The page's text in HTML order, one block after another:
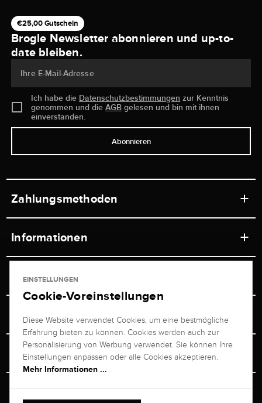
€25,00 Gutschein
Brogle Newsletter abonnieren und up-to-
date bleiben.
Ihre E-Mail-Adresse
Ich habe die Datenschutzbestimmungen zur Kenntnis
genommen und dieAGB gelesen und bin mit ihnen
einverstanden.
Abonnieren
Zahlungsmethoden
Informationen
Ladengeschäft
Versand & Zahlung
Ratgeber
Service
Newsletterabmeldung
Retouren-Service
Vertrag Widerrufen
Juwelier Brogle
Über uns
Unternehmen
Persönlicher Berater
EINSTELLUNGEN
Cookie-Voreinstellungen
Diese Website verwendet Cookies, um eine bestmögliche
Erfahrung bieten zu können. Cookies werden auch zur
Personalisierung von Werbung verwendet. Sie können Ihre
Einstellungen anpassen oder alle Cookies akzeptieren.
Mehr Informationen ...